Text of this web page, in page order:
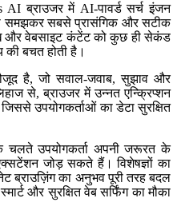
AI ब्राउजर में AI-पावर्ड सर्च इंजन
समझकर सबसे प्रासंगिक और सटीक
और वेबसाइट कंटेंट को कुछ ही सेकंड
की बचत होती है।
है, जो सवाल-जवाब, सुझाव और
से, ब्राउजर में उन्नत एन्क्रिप्शन
उपयोगकर्ताओं का डेटा सुरक्षित
चलते उपयोगकर्ता अपनी जरूरत के
जोड़ सकते हैं। विशेषज्ञों का
ब्राउज़िंग का अनुभव पूरी तरह बदल
और सुरक्षित वेब सर्फिंग का मौका